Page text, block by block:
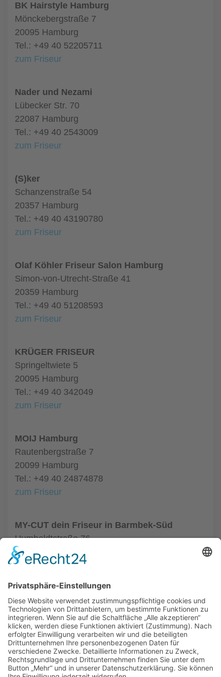
BK Hairstyle Hamburg
Mönckebergstraße 7
20095 Hamburg
Tel.: +49 40 52205711
zum Friseur
Nader und Nezami
Lübecker Str. 70
22087 Hamburg
Tel.: +49 40 2543009
zum Friseur
(S)ker
Schanzenstraße 54
20357 Hamburg
Tel.: +49 40 43190780
zum Friseur
Olaf Köhler Friseur Salon Hamburg
Simon-von-Utrecht-Straße 41
20359 Hamburg
Tel.: +49 40 51208593
zum Friseur
KRÜGER FRISEUR
Springeltwiete 5
20095 Hamburg
Tel.: +49 40 342049
zum Friseur
MOIJ Hamburg
Rautenbergstraße 7
20099 Hamburg
Tel.: +49 40 24874878
zum Friseur
MY-CUT dein Friseur in Barmbek-Süd
Humboldtstraße 76
22083 Hamburg
Tel.: +49 40 87099741
ALLGEMEIN
FRISEURE